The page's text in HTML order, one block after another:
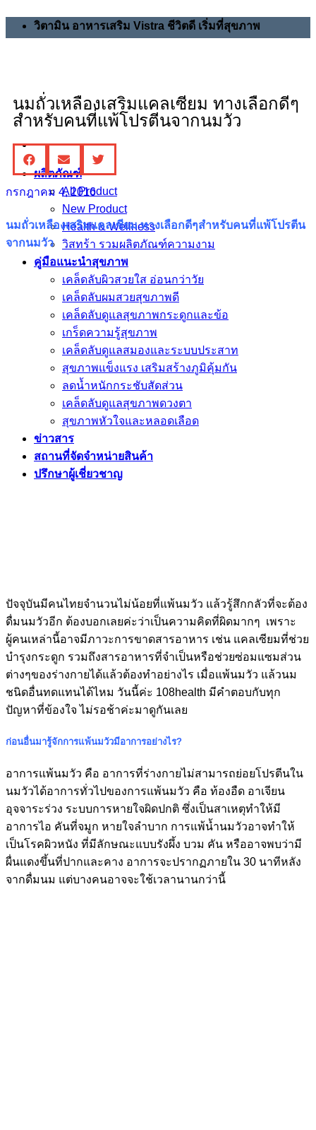
วิตามิน อาหารเสริม Vistra ชีวิตดี เริ่มที่สุขภาพ
ผลิตภัณฑ์
All Product
New Product
Health & Wellness
วิสทร้า รวมผลิตภัณฑ์ความงาม
คู่มือแนะนำสุขภาพ
เคล็ดลับผิวสวยใส อ่อนกว่าวัย
เคล็ดลับผมสวยสุขภาพดี
เคล็ดลับดูแลสุขภาพกระดูกและข้อ
เกร็ดความรู้สุขภาพ
เคล็ดลับดูแลสมองและระบบประสาท
สุขภาพแข็งแรง เสริมสร้างภูมิคุ้มกัน
ลดน้ำหนักกระชับสัดส่วน
เคล็ดลับดูแลสุขภาพดวงตา
สุขภาพหัวใจและหลอดเลือด
ข่าวสาร
สถานที่จัดจำหน่ายสินค้า
ปรึกษาผู้เชี่ยวชาญ
นมถั่วเหลืองเสริมแคลเซียม ทางเลือกดีๆ
สำหรับคนที่แพ้โปรตีนจากนมวัว
กรกฎาคม 4, 2016
นมถั่วเหลืองเสริมแคลเซียม ทางเลือกดีๆสำหรับคนที่แพ้โปรตีน
จากนมวัว
ปัจจุบันมีคนไทยจำนวนไม่น้อยที่แพ้นมวัว แล้วรู้สึกกลัวที่จะต้อง
ดื่มนมวัวอีก ต้องบอกเลยค่ะว่าเป็นความคิดที่ผิดมากๆ เพราะ
ผู้คนเหล่านี้อาจมีภาวะการขาดสารอาหาร เช่น แคลเซียมที่ช่วย
บำรุงกระดูก รวมถึงสารอาหารที่จำเป็นหรือช่วยซ่อมแซมส่วน
ต่างๆของร่างกายได้แล้วต้องทำอย่างไร เมื่อแพ้นมวัว แล้วนม
ชนิดอื่นทดแทนได้ไหม วันนี้ค่ะ 108health มีคำตอบกับทุก
ปัญหาที่ข้องใจ ไม่รอช้าค่ะมาดูกันเลย
ก่อนอื่นมารู้จักการแพ้นมวัวมีอาการอย่างไร?
อาการแพ้นมวัว คือ อาการที่ร่างกายไม่สามารถย่อยโปรตีนใน
นมวัวได้อาการทั่วไปของการแพ้นมวัว คือ ท้องอืด อาเจียน
อุจจาระร่วง ระบบการหายใจผิดปกติ ซึ่งเป็นสาเหตุทำให้มี
อาการไอ คันที่จมูก หายใจลำบาก การแพ้น้ำนมวัวอาจทำให้
เป็นโรคผิวหนัง ที่มีลักษณะแบบรังผึ้ง บวม คัน หรืออาจพบว่ามี
ผื่นแดงขึ้นที่ปากและคาง อาการจะปรากฏภายใน 30 นาทีหลัง
จากดื่มนม แต่บางคนอาจจะใช้เวลานานกว่านี้